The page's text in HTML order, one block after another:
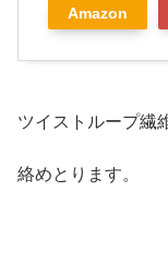
Amazon
ツイストループ繊
絡めとります。